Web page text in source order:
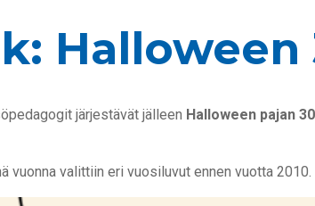
Halloween
järjestävät jälleen Halloween pajan
vuonna valittiin eri vuosiluvut ennen vuotta